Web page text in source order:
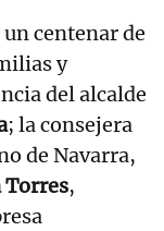
centenar de
y
del alcalde
; la consejera
de Navarra,
Torres,